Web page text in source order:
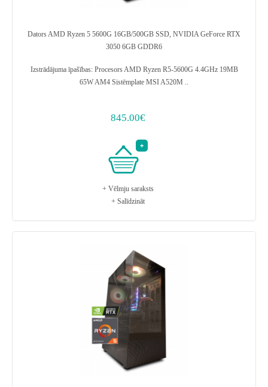
Dators AMD Ryzen 5 5600G 16GB/500GB SSD, NVIDIA GeForce RTX
3050 6GB GDDR6
Izstrādājuma īpašības: Procesors AMD Ryzen R5-5600G 4.4GHz 19MB
65W AM4 Sistēmplate MSI A520M ..
845.00€
+ Vēlmju saraksts
+ Salīdzināt